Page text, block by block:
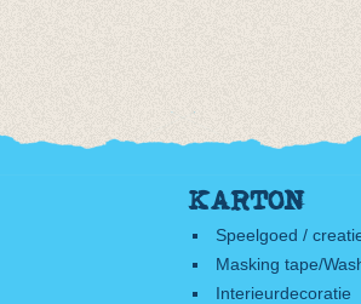
KARTON
Speelgoed /
Masking tape/
Interieurdecoratie